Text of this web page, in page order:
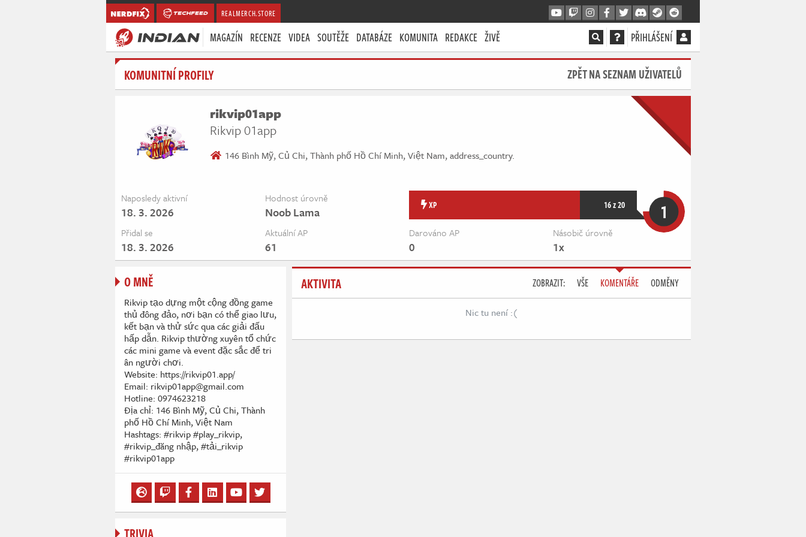
REALMERCH.STORE
MAGAZÍN RECENZE VIDEA SOUTĚŽE DATABÁZE KOMUNITA REDAKCE ŽIVĚ PŘIHLÁŠENÍ
KOMUNITNÍ PROFILY ZPĚT NA SEZNAM UŽIVATELŮ
rikvip01app
Rikvip 01app
146 Bình Mỹ, Củ Chi, Thành phố Hồ Chí Minh, Việt Nam, address_country.
Naposledy aktivní
18. 3. 2026
Hodnost úrovně
Noob Lama XP 16 z 20 1
Přidal se
18. 3. 2026
Aktuální AP
61
Darováno AP
0
Násobič úrovně
1x
O MNĚ
Rikvip tạo dựng một cộng đồng game
thủ đông đảo, nơi bạn có thể giao lưu,
kết bạn và thử sức qua các giải đấu
hấp dẫn. Rikvip thường xuyên tổ chức
các mini game và event đặc sắc để tri
ân người chơi.
Website: https://rikvip01.app/
Email: rikvip01app@gmail.com
Hotline: 0974623218
Địa chỉ: 146 Bình Mỹ, Củ Chi, Thành
phố Hồ Chí Minh, Việt Nam
Hashtags: #rikvip #play_rikvip,
#rikvip_đăng nhập, #tải_rikvip
#rikvip01app
TRIVIA
AKTIVITA ZOBRAZIT: VŠE KOMENTÁŘE ODMĚNY
Nic tu není :(